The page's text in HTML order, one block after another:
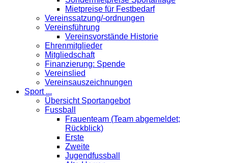
Mietpreise für Festbedarf
Vereinssatzung/-ordnungen
Vereinsführung
Vereinsvorstände Historie
Ehrenmitglieder
Mitgliedschaft
Finanzierung: Spende
Vereinslied
Vereinsauszeichnungen
Sport ...
Übersicht Sportangebot
Fussball
Frauenteam (Team abgemeldet;
Rückblick)
Erste
Zweite
Jugendfussball